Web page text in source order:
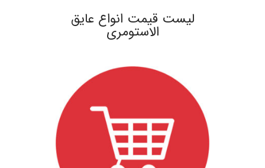
لیست قیمت انواع عایق
الاستومری